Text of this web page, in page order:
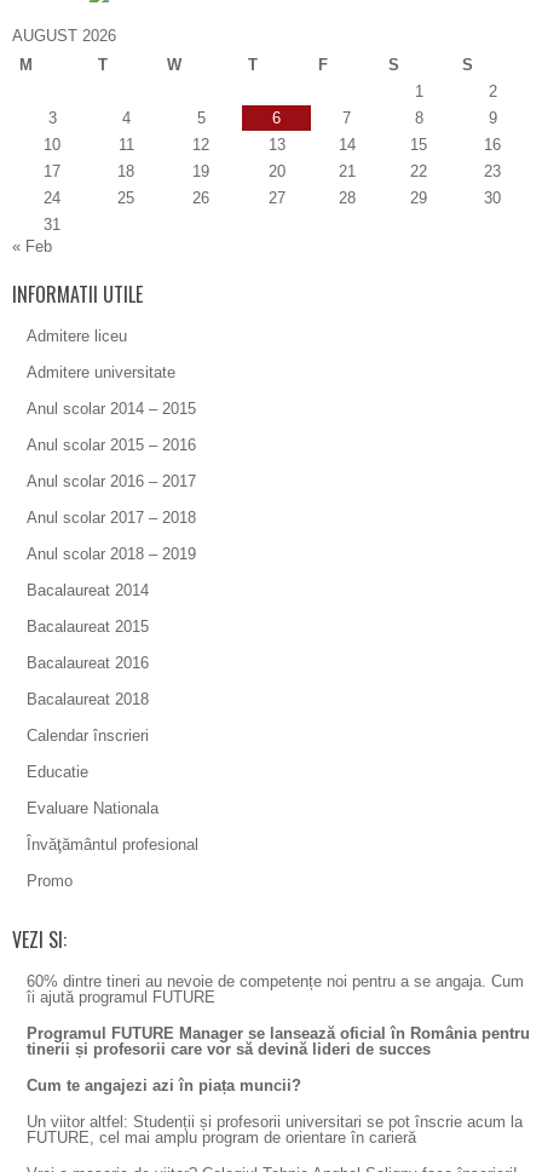
AUGUST 2026
M
T W T F S
S
1
2
3
4 5 6 7 8
9
10
11 12 13 14 15
16
17
18 19 20 21 22
23
24
25 26 27 28 29
30
31
« Feb
INFORMATII UTILE
Admitere liceu
Admitere universitate
Anul scolar 2014 – 2015
Anul scolar 2015 – 2016
Anul scolar 2016 – 2017
Anul scolar 2017 – 2018
Anul scolar 2018 – 2019
Bacalaureat 2014
Bacalaureat 2015
Bacalaureat 2016
Bacalaureat 2018
Calendar înscrieri
Educatie
Evaluare Nationala
Învăţământul profesional
Promo
VEZI SI:
60% dintre tineri au nevoie de competențe noi pentru a se angaja. Cum
îi ajută programul FUTURE
Programul FUTURE Manager se lansează oficial în România pentru
tinerii și profesorii care vor să devină lideri de succes
Cum te angajezi azi în piața muncii?
Un viitor altfel: Studenții și profesorii universitari se pot înscrie acum la
FUTURE, cel mai amplu program de orientare în carieră